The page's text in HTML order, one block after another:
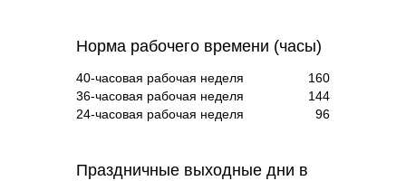
Норма рабочего времени (часы)
40-часовая рабочая неделя
160
36-часовая рабочая неделя
144
24-часовая рабочая неделя
96
Праздничные выходные дни в